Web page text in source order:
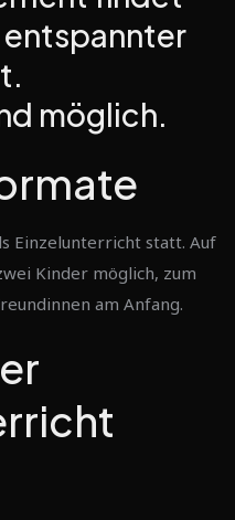
möglich.
Einzelunterricht statt. Auf
Kinder möglich, zum
am Anfang.